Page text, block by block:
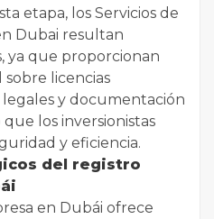
etapa, los Servicios de
Dubai resultan
ya que proporcionan
licencias
y documentación
los inversionistas
y eficiencia.
del registro
en Dubái ofrece